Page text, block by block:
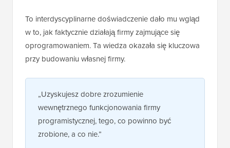
To interdyscyplinarne doświadczenie dało mu wgląd
w to, jak faktycznie działają firmy zajmujące się
oprogramowaniem. Ta wiedza okazała się kluczowa
przy budowaniu własnej firmy.
„Uzyskujesz dobre zrozumienie
wewnętrznego funkcjonowania firmy
programistycznej, tego, co powinno być
zrobione, a co nie.”